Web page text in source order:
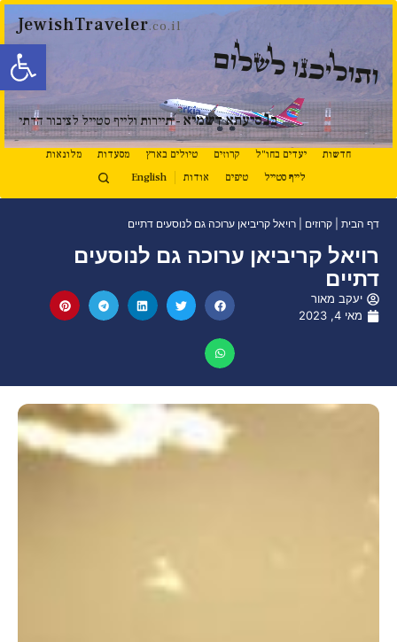
פתח
JewishTraveler.co.il
ותוליכנו לשלום
בנסיעתא דשמיא - תיירות ולייף סטייל לציבור הדתי
חדשות יעדים בחו"ל קרוזים טיולים בארץ מסעדות
מלונאות
לייף סטייל
טיפים אודות English
דף הבית קרוזים רויאל קריביאן ערוכה גם לנוסעים דתיים
רויאל קריביאן ערוכה גם לנוסעים
דתיים
יעקב מאור
מאי 4, 2023